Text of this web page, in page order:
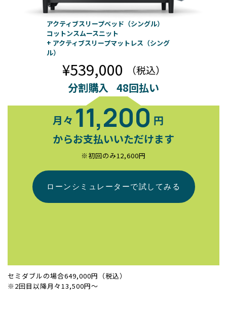
アクティブスリープベッド（シングル）
コットンスムースニット
+ アクティブスリープマットレス（シング
ル）
¥539,000 （税込）
分割購入 48回払い
月々 11,200円
からお支払いいただけます
※初回のみ12,600円
セミダブルの場合649,000円（税込）
※2回目以降月々13,500円～